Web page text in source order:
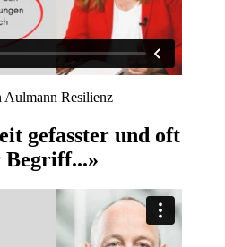
Aulmann Resilienz
gefasster und oft
Begriff...»